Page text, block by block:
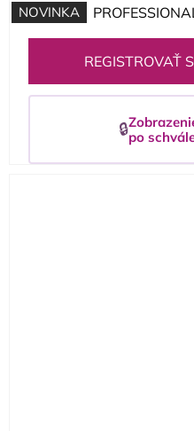
NOVINKA
REGISTROVAŤ
🔒po